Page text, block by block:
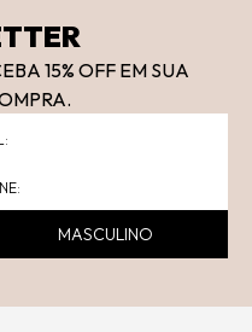
15% OFF EM SUA
MASCULINO